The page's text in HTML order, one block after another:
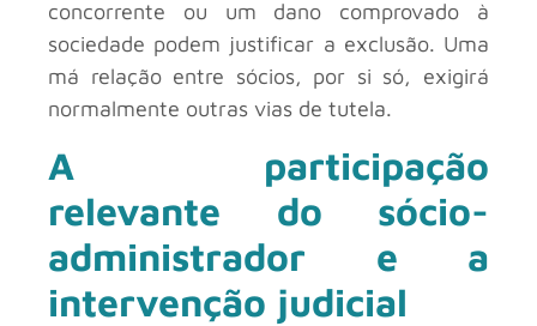
concorrente ou um dano comprovado à
sociedade podem justificar a exclusão. Uma
má relação entre sócios, por si só, exigirá
normalmente outras vias de tutela.
A participação
relevante do sócio-
administrador e a
intervenção judicial